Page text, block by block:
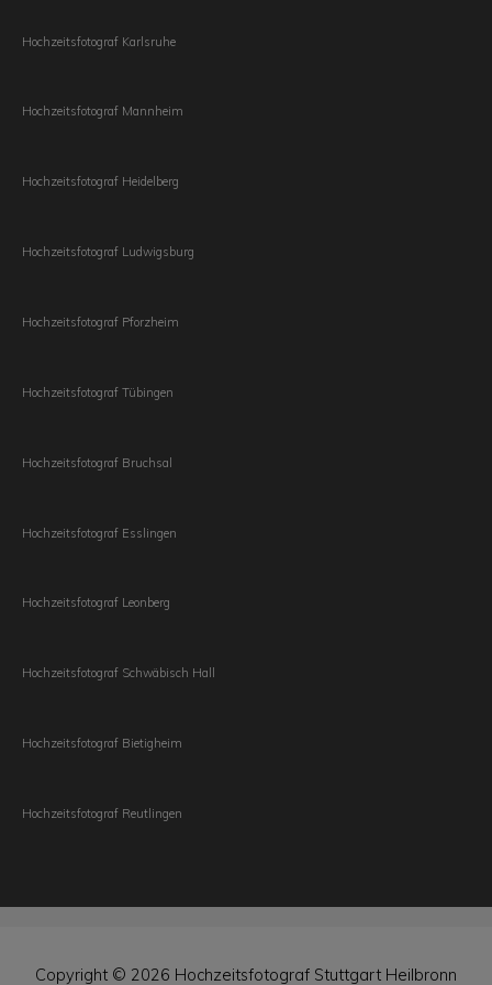
Hochzeitsfotograf Karlsruhe
Hochzeitsfotograf Mannheim
Hochzeitsfotograf Heidelberg
Hochzeitsfotograf Ludwigsburg
Hochzeitsfotograf Pforzheim
Hochzeitsfotograf Tübingen
Hochzeitsfotograf Bruchsal
Hochzeitsfotograf Esslingen
Hochzeitsfotograf Leonberg
Hochzeitsfotograf Schwäbisch Hall
Hochzeitsfotograf Bietigheim
Hochzeitsfotograf Reutlingen
Copyright © 2026 Hochzeitsfotograf Stuttgart Heilbronn